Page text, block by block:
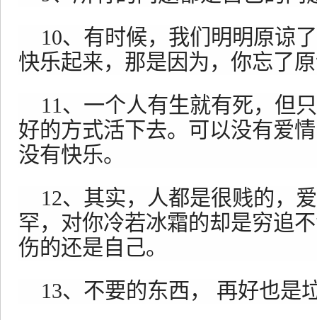
10、有时候，我们明明原谅
快乐起来，那是因为，你忘了
11、一个人有生就有死，但
好的方式活下去。可以没有爱
没有快乐。
12、其实，人都是很贱的，
罕，对你冷若冰霜的却是穷追
伤的还是自己。
13、不要的东西， 再好也是